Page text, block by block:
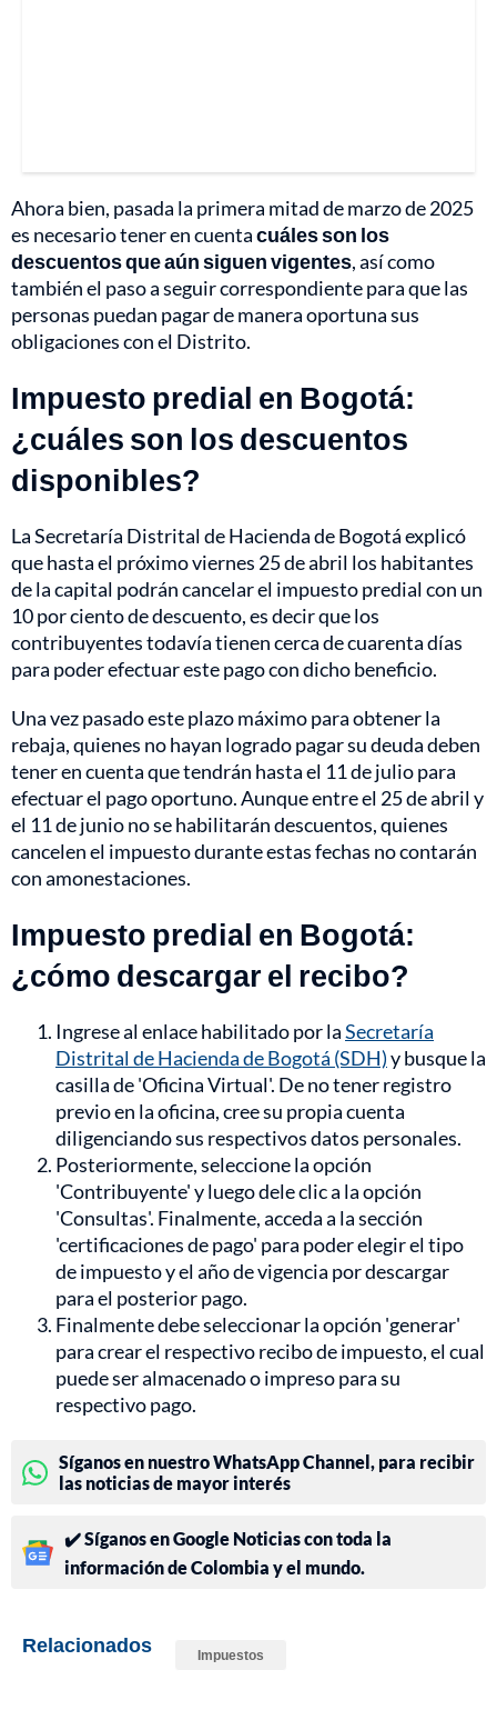
Ahora bien, pasada la primera mitad de marzo de 2025
es necesario tener en cuentacuáles son los
descuentos que aún siguen vigentes, así como
también el paso a seguir correspondiente para que las
personas puedan pagar de manera oportuna sus
obligaciones con el Distrito.
Impuesto predial en Bogotá:
¿cuáles son los descuentos
disponibles?
La Secretaría Distrital de Hacienda de Bogotá explicó
que hasta el próximo viernes 25 de abril los habitantes
de la capital podrán cancelar el impuesto predial con un
10 por ciento de descuento, es decir que los
contribuyentes todavía tienen cerca de cuarenta días
para poder efectuar este pago con dicho beneficio.
Una vez pasado este plazo máximo para obtener la
rebaja, quienes no hayan logrado pagar su deuda deben
tener en cuenta que tendrán hasta el 11 de julio para
efectuar el pago oportuno. Aunque entre el 25 de abril y
el 11 de junio no se habilitarán descuentos, quienes
cancelen el impuesto durante estas fechas no contarán
con amonestaciones.
Impuesto predial en Bogotá:
¿cómo descargar el recibo?
Ingrese al enlace habilitado por laSecretaría
Distrital de Hacienda de Bogotá (SDH)y busque la
casilla de 'Oficina Virtual'. De no tener registro
previo en la oficina, cree su propia cuenta
diligenciando sus respectivos datos personales.
Posteriormente, seleccione la opción
'Contribuyente' y luego dele clic a la opción
'Consultas'. Finalmente, acceda a la sección
'certificaciones de pago' para poder elegir el tipo
de impuesto y el año de vigencia por descargar
para el posterior pago.
Finalmente debe seleccionar la opción 'generar'
para crear el respectivo recibo de impuesto, el cual
puede ser almacenado o impreso para su
respectivo pago.
Síganos en nuestro WhatsApp Channel, para recibir
las noticias de mayor interés
✔️ Síganos en Google Noticias con toda la
información de Colombia y el mundo.
Relacionados Impuestos